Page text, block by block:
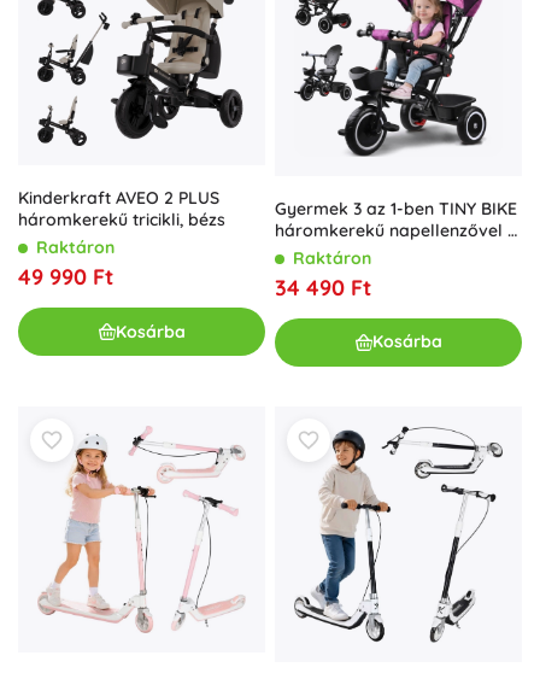
Kinderkraft AVEO 2 PLUS
háromkerekű tricikli, bézs
Raktáron
49 990 Ft
Kosárba
Gyermek 3 az 1-ben TINY BIKE
háromkerekű napellenzővel –
Rózsaszín
Raktáron
34 490 Ft
Kosárba